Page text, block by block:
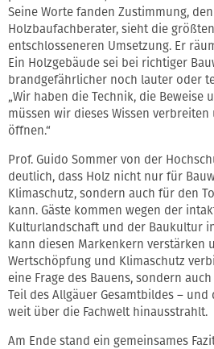
Seine Worte fanden Zustimmung,
Holzbaufachberater, sieht die
entschlosseneren Umsetzung. Er
Ein Holzgebäude sei bei richtiger
brandgefährlicher noch lauter oder
„Wir haben die Technik, die Beweise
müssen wir dieses Wissen
öffnen.“
Prof. Guido Sommer von der
deutlich, dass Holz nicht nur für
Klimaschutz, sondern auch für den
kann. Gäste kommen wegen der
Kulturlandschaft und der Baukultur
kann diesen Markenkern verstärken
Wertschöpfung und Klimaschutz
eine Frage des Bauens, sondern
Teil des Allgäuer Gesamtbildes – und
weit über die Fachwelt hinausstrahlt.
Am Ende stand ein gemeinsames